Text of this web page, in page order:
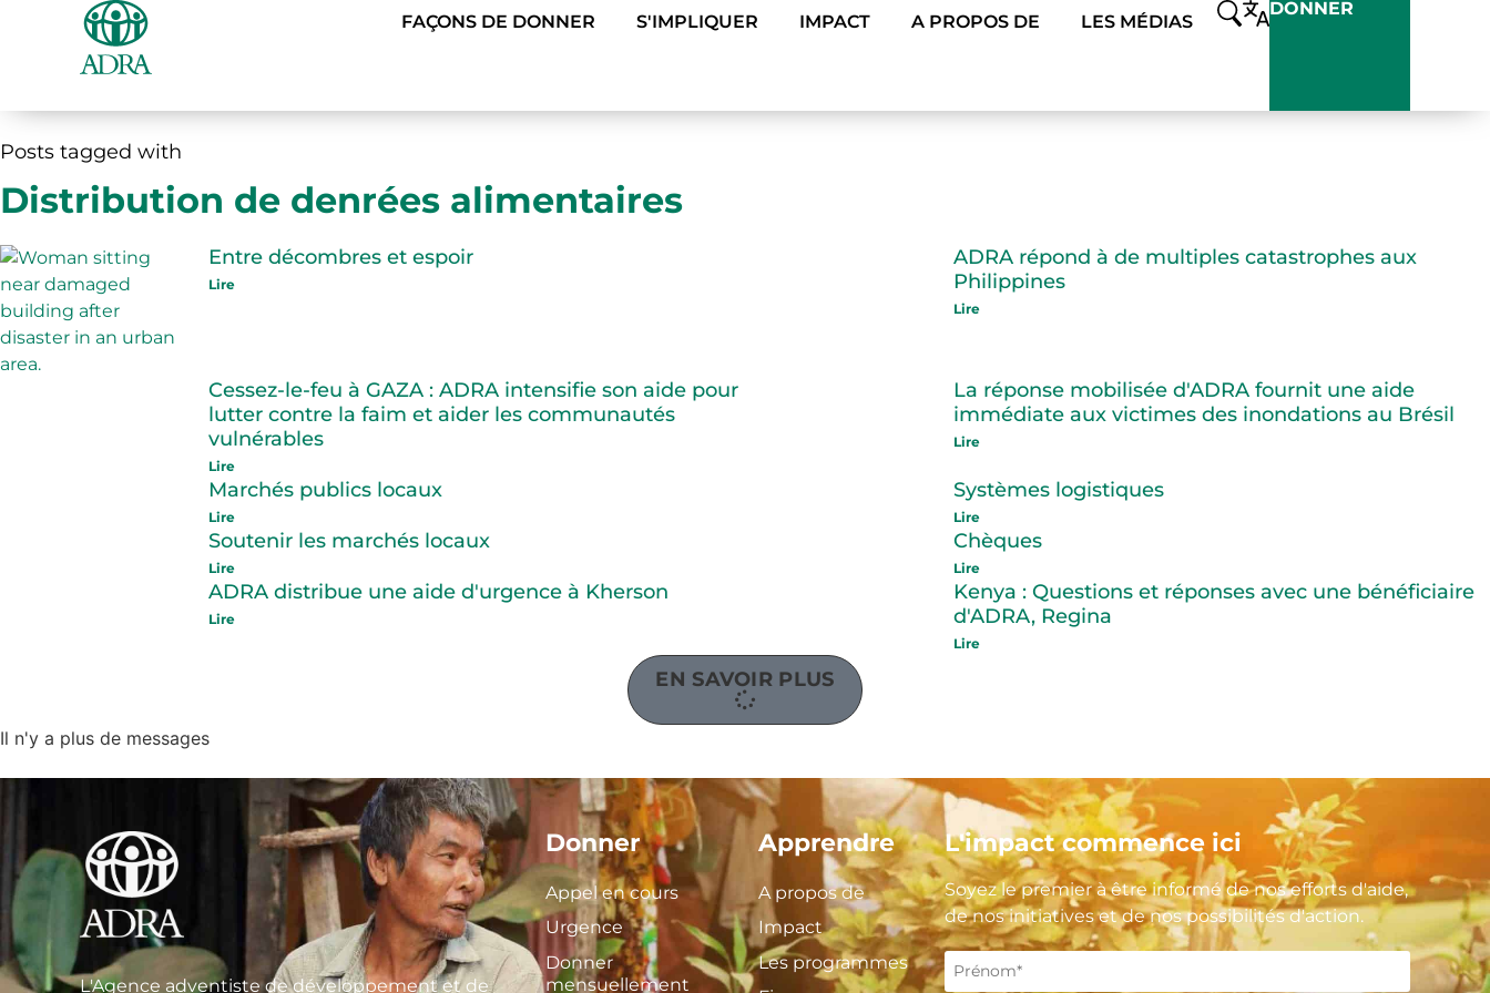
FAÇONS DE DONNER S'IMPLIQUER IMPACT A PROPOS DE LES MÉDIAS
DONNER
Posts tagged with
Distribution de denrées alimentaires
Entre décombres et espoir
Lire
ADRA répond à de multiples catastrophes aux
Philippines
Lire
Cessez-le-feu à GAZA : ADRA intensifie son aide pour
lutter contre la faim et aider les communautés
vulnérables
Lire
La réponse mobilisée d'ADRA fournit une aide
immédiate aux victimes des inondations au Brésil
Lire
Marchés publics locaux
Lire
Systèmes logistiques
Lire
Soutenir les marchés locaux
Lire
Chèques
Lire
ADRA distribue une aide d'urgence à Kherson
Lire
Kenya : Questions et réponses avec une bénéficiaire
d'ADRA, Regina
Lire
EN SAVOIR PLUS
Il n'y a plus de messages
L'Agence adventiste de développement et de
Donner
Appel en cours
Urgence
Donner
mensuellement
Apprendre
A propos de
Impact
Les programmes
L'impact commence ici
Soyez le premier à être informé de nos efforts d'aide,
de nos initiatives et de nos possibilités d'action.